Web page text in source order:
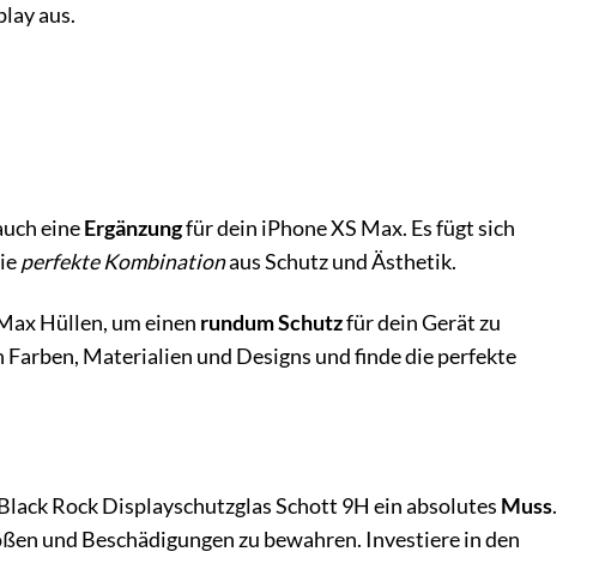
aus.
eineErgänzungfür dein iPhone XS Max. Es fügt sich
perfekte Kombinationaus Schutz und Ästhetik.
Hüllen, um einen rundum Schutzfür dein Gerät zu
Materialien und Designs und finde die perfekte
Rock Displayschutzglas Schott 9H ein absolutes Muss.
und Beschädigungen zu bewahren. Investiere in den